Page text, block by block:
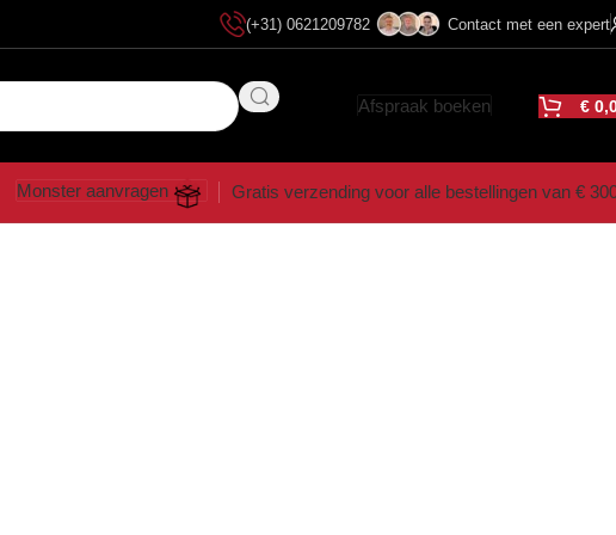
(+31) 0621209782 Contact met een expert
Afspraak boeken €
Monster aanvragen Gratis verzending voor alle bestellingen van €